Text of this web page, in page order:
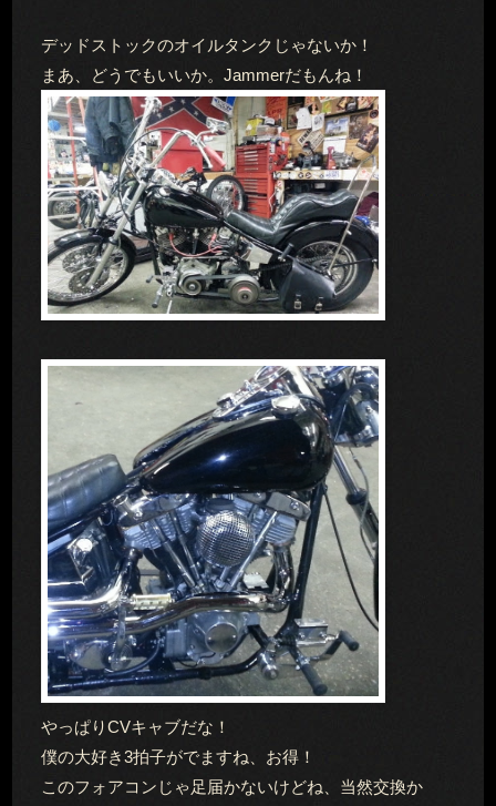
デッドストックのオイルタンクじゃないか！
まあ、どうでもいいか。Jammerだもんね！
やっぱりCVキャブだな！
僕の大好き3拍子がでますね、お得！
このフォアコンじゃ足届かないけどね、当然交換か